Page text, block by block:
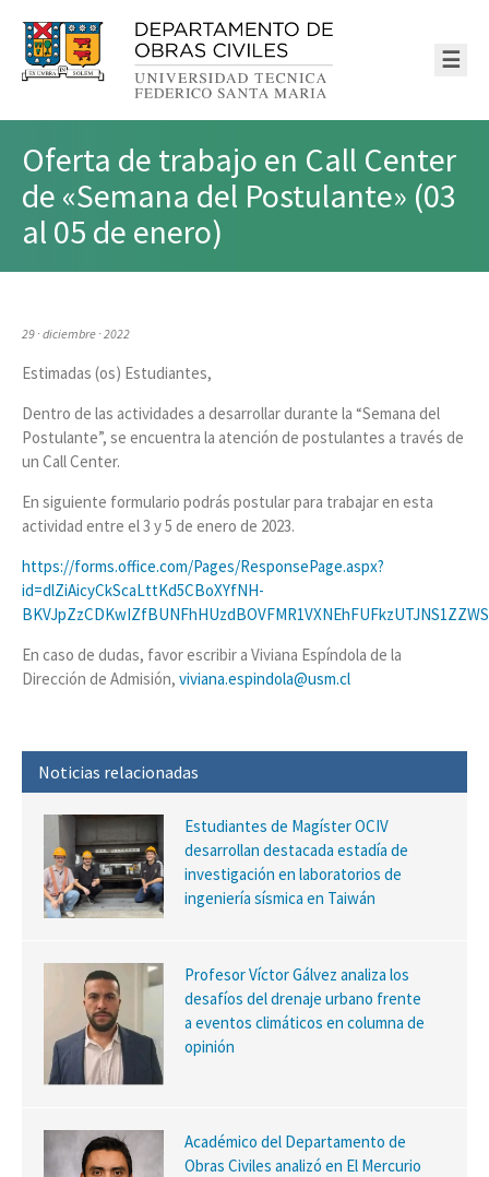
☰
Oferta de trabajo en Call Center
de «Semana del Postulante» (03
al 05 de enero)
29 · diciembre · 2022
Estimadas (os) Estudiantes,
Dentro de las actividades a desarrollar durante la “Semana del
Postulante”, se encuentra la atención de postulantes a través de
un Call Center.
En siguiente formulario podrás postular para trabajar en esta
actividad entre el 3 y 5 de enero de 2023.
https://forms.office.com/Pages/ResponsePage.aspx?
id=dlZiAicyCkScaLttKd5CBoXYfNH-
En caso de dudas, favor escribir a Viviana Espíndola de la
Dirección de Admisión, viviana.espindola@usm.cl
Noticias relacionadas
Estudiantes de Magíster OCIV
desarrollan destacada estadía de
investigación en laboratorios de
ingeniería sísmica en Taiwán
Profesor Víctor Gálvez analiza los
desafíos del drenaje urbano frente
a eventos climáticos en columna de
opinión
Académico del Departamento de
Obras Civiles analizó en El Mercurio